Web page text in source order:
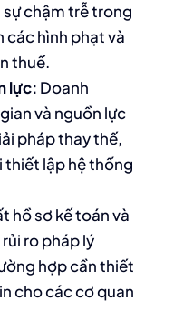
chậm trễ trong
các hình phạt và
thuế.
lực: Doanh
và nguồn lực
pháp thay thế,
thiết lập hệ thống
hồ sơ kế toán và
ro pháp lý
hợp cần thiết
cho các cơ quan